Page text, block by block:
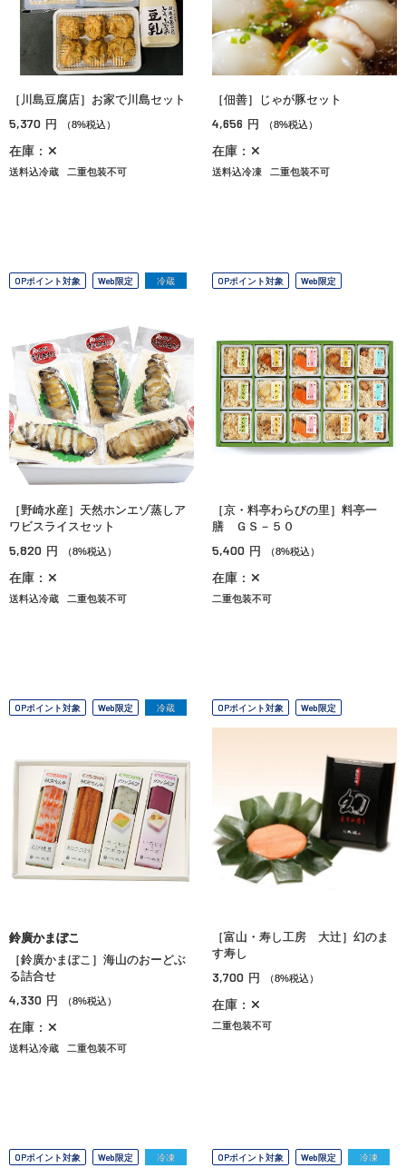
［川島豆腐店］お家で川島セット
5,370 円 （8%税込）
在庫：✕
送料込冷蔵 二重包装不可
［佃善］じゃが豚セット
4,656 円 （8%税込）
在庫：✕
送料込冷凍 二重包装不可
OPポイント対象 Web限定 冷蔵
［野崎水産］天然ホンエゾ蒸しア
ワビスライスセット
5,820 円 （8%税込）
在庫：✕
送料込冷蔵 二重包装不可
OPポイント対象 Web限定
［京・料亭わらびの里］料亭一
膳 ＧＳ－５０
5,400 円 （8%税込）
在庫：✕
二重包装不可
OPポイント対象 Web限定 冷蔵
鈴廣かまぼこ
［鈴廣かまぼこ］海山のおーどぶ
る詰合せ
4,330 円 （8%税込）
在庫：✕
送料込冷蔵 二重包装不可
OPポイント対象 Web限定
［富山・寿し工房 大辻］幻のま
す寿し
3,700 円 （8%税込）
在庫：✕
二重包装不可
OPポイント対象 Web限定 冷凍 OPポイント対象 Web限定 冷凍